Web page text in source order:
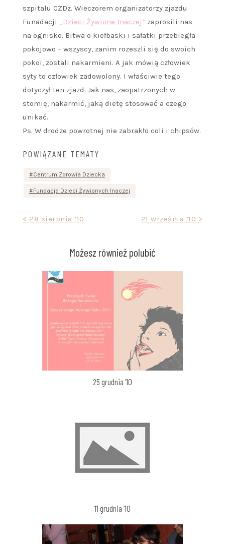
szpitalu CZDz. Wieczorem organizatorzy zjazdu
Funadacji „Dzieci Żywione Inaczej” zaprosili nas
na ognisko. Bitwa o kiełbaski i sałatki przebiegła
pokojowo – wszyscy, zanim rozeszli się do swoich
pokoi, zostali nakarmieni. A jak mówią człowiek
syty to człowiek zadowolony. I właściwie tego
dotyczył ten zjazd. Jak nas, zaopatrzonych w
stomię, nakarmić, jaką dietę stosować a czego
unikać.
Ps. W drodze powrotnej nie zabrakło coli i chipsów.
POWIĄZANE TEMATY
Centrum Zdrowia Dziecka
Fundacja Dzieci Żywionych Inaczej
Nawigacja< 28 sierpnia ’10 21 września ’10 >
Możesz również polubić
25 grudnia ’10
11 grudnia ’10